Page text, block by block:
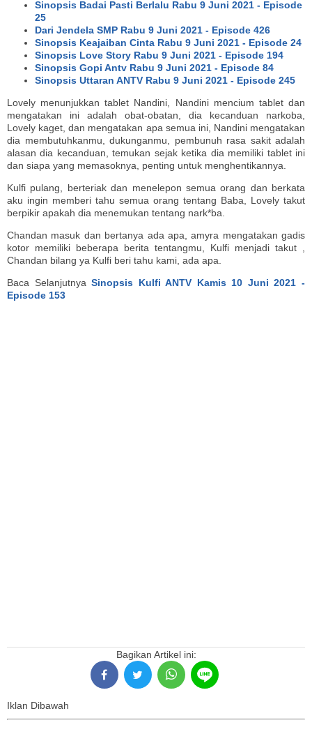
Sinopsis Badai Pasti Berlalu Rabu 9 Juni 2021 - Episode
25
Dari Jendela SMP Rabu 9 Juni 2021 - Episode 426
Sinopsis Keajaiban Cinta Rabu 9 Juni 2021 - Episode 24
Sinopsis Love Story Rabu 9 Juni 2021 - Episode 194
Sinopsis Gopi Antv Rabu 9 Juni 2021 - Episode 84
Sinopsis Uttaran ANTV Rabu 9 Juni 2021 - Episode 245
Lovely menunjukkan tablet Nandini, Nandini mencium tablet dan
mengatakan ini adalah obat-obatan, dia kecanduan narkoba,
Lovely kaget, dan mengatakan apa semua ini, Nandini mengatakan
dia membutuhkanmu, dukunganmu, pembunuh rasa sakit adalah
alasan dia kecanduan, temukan sejak ketika dia memiliki tablet ini
dan siapa yang memasoknya, penting untuk menghentikannya.
Kulfi pulang, berteriak dan menelepon semua orang dan berkata
aku ingin memberi tahu semua orang tentang Baba, Lovely takut
berpikir apakah dia menemukan tentang nark*ba.
Chandan masuk dan bertanya ada apa, amyra mengatakan gadis
kotor memiliki beberapa berita tentangmu, Kulfi menjadi takut ,
Chandan bilang ya Kulfi beri tahu kami, ada apa.
Baca SelanjutnyaSinopsis Kulfi ANTV Kamis 10 Juni 2021 -
Episode 153
Bagikan Artikel ini:
Iklan Dibawah